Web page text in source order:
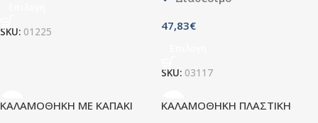
SKU: 01225
47,83€
SKU: 03117
ΚΑΛΑΜΟΘΗΚΗ ΜΕ ΚΑΠΑΚΙ ΚΑΛΑΜΟΘΗΚΗ ΠΛΑΣΤΙΚΗ